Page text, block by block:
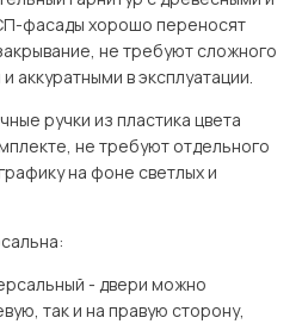
фасады хорошо переносят
не требуют сложного
аккуратными в эксплуатации.
ручки из пластика цвета
не требуют отдельного
на фоне светлых и
- двери можно
так и на правую сторону,